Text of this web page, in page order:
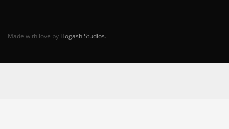
Made with love by Hogash Studios.